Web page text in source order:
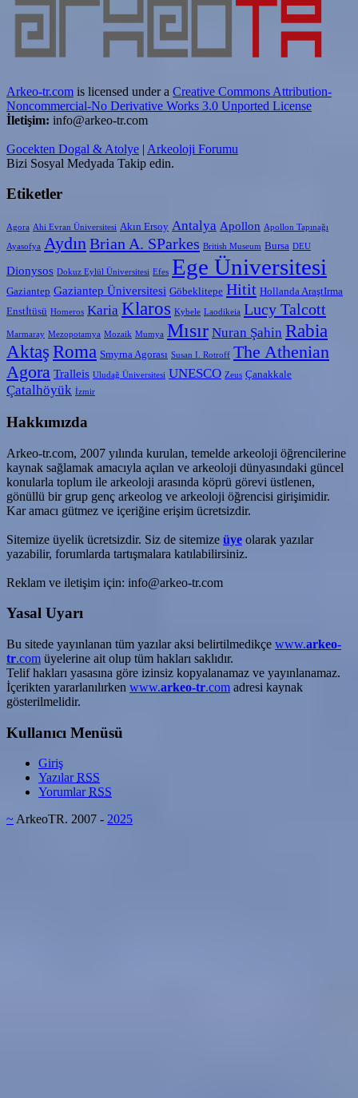
Arkeo-tr.com is licensed under a Creative Commons Attribution-
Noncommercial-No Derivative Works 3.0 Unported License
İletişim: info@arkeo-tr.com
Gocekten Dogal & Atolye | Arkeoloji Forumu
Bizi Sosyal Medyada Takip edin.
Etiketler
Agora Ahi Evran Üniversitesi Akın Ersoy Antalya Apollon Apollon Tapınağı
Ayasofya AydınBrian A. SParkes British Museum Bursa DEU
Dionysos Dokuz Eylül Üniversitesi Efes Ege Üniversitesi
Gaziantep Gaziantep Üniversitesi Göbeklitepe Hitit Hollanda AraştIrma
Enstİtüsü Homeros Karia Klaros Kybele Laodikeia Lucy Talcott
Marmaray Mezopotamya Mozaik Mumya Mısır Nuran Şahin Rabia
Aktaş Roma Smyrna Agorası Susan I. Rotroff The Athenian
Agora Tralleis Uludağ Üniversitesi UNESCO Zeus Çanakkale
Çatalhöyük İzmir
Hakkımızda
Arkeo-tr.com, 2007 yılında kurulan, temelde arkeoloji öğrencilerine
kaynak sağlamak amacıyla açılan ve arkeoloji dünyasındaki güncel
konularla toplum ile arkeoloji arasında köprü görevi üstlenen,
gönüllü bir grup genç arkeolog ve arkeoloji öğrencisi girişimidir.
Kar amacı gütmez ve içeriğine erişim ücretsizdir.
Sitemize üyelik ücretsizdir. Siz de sitemize üye olarak yazılar
yazabilir, forumlarda tartışmalara katılabilirsiniz.
Reklam ve iletişim için: info@arkeo-tr.com
Yasal Uyarı
Bu sitede yayınlanan tüm yazılar aksi belirtilmedikçe www.arkeo-
tr.com üyelerine ait olup tüm hakları saklıdır.
Telif hakları yasasına göre izinsiz kopyalanamaz ve yayınlanamaz.
İçerikten yararlanılırken www.arkeo-tr.com adresi kaynak
gösterilmelidir.
Kullanıcı Menüsü
Giriş
YazılarRSS
YorumlarRSS
~ ArkeoTR. 2007 - 2025